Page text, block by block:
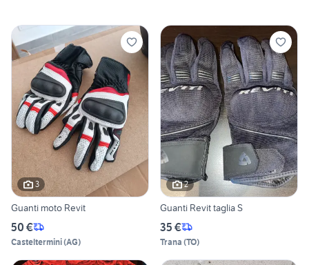
3
Guanti moto Revit
50 €
Casteltermini(AG)
2
Guanti Revit taglia S
35 €
Trana (TO)